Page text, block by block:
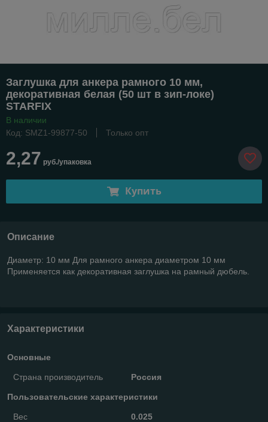
Заглушка для анкера рамного 10 мм,
декоративная белая (50 шт в зип-локе)
STARFIX
В наличии
Код: SMZ1-99877-50
Только опт
2,27 руб./упаковка
Купить
Описание
Диаметр: 10 мм Для рамного анкера диаметром 10 мм
Применяется как декоративная заглушка на рамный дюбель.
Характеристики
Основные
Страна производитель Россия
Пользовательские характеристики
Вес
0.025